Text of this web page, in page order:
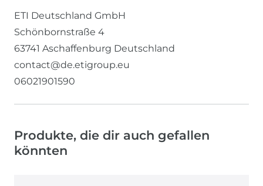
ETI Deutschland GmbH
Schönbornstraße 4
63741 Aschaffenburg Deutschland
contact@de.etigroup.eu
06021901590
Produkte, die dir auch gefallen
könnten